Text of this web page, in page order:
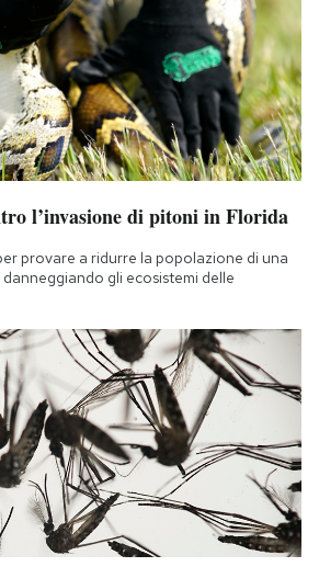
l’invasione di pitoni in Florida
provare a ridurre la popolazione di una
gli ecosistemi delle